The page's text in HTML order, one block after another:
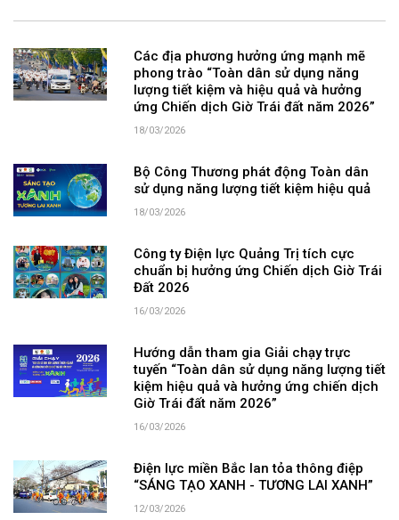
Các địa phương hưởng ứng mạnh mẽ
phong trào “Toàn dân sử dụng năng
lượng tiết kiệm và hiệu quả và hưởng
ứng Chiến dịch Giờ Trái đất năm 2026”
18/03/2026
Bộ Công Thương phát động Toàn dân
sử dụng năng lượng tiết kiệm hiệu quả
18/03/2026
Công ty Điện lực Quảng Trị tích cực
chuẩn bị hưởng ứng Chiến dịch Giờ Trái
Đất 2026
16/03/2026
Hướng dẫn tham gia Giải chạy trực
tuyến “Toàn dân sử dụng năng lượng tiết
kiệm hiệu quả và hưởng ứng chiến dịch
Giờ Trái đất năm 2026”
16/03/2026
Điện lực miền Bắc lan tỏa thông điệp
“SÁNG TẠO XANH - TƯƠNG LAI XANH”
12/03/2026